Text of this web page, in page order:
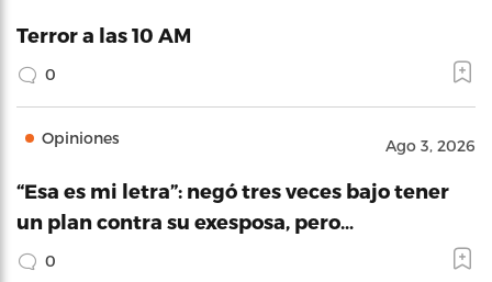
Terror a las 10 AM
0
Opiniones Ago 3, 2026
“Esa es mi letra”: negó tres veces bajo tener
un plan contra su exesposa, pero…
0